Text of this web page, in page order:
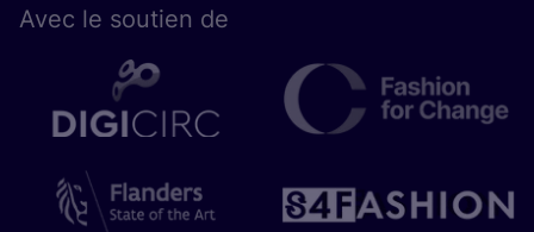
Avec le sou­tien de